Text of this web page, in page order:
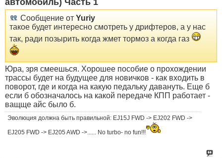
автомобиль) Часть 1
Сообщение от Yuriy
такое будет интересно смотреть у дрифтеров, а у нас
так, ради позырить когда жмет тормоз а когда газ
Юра, зря смеешься. Хорошее пособие о прохождении
трассы будет на будущее для новичков - как входить в
поворот, где и когда на какую педальку давануть. Еще б
если б обозначалось на какой передаче КПП работает -
ващще айс было б.
Эволюция должна быть правильной: EJ15J FWD -> EJ202 FWD ->
EJ205 FWD -> EJ205 AWD ->...... No turbo- no fun!!!